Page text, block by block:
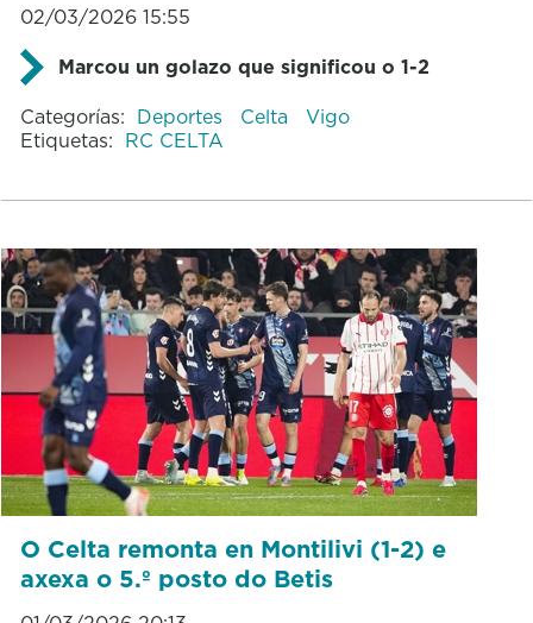
02/03/2026 15:55
Marcou un golazo que significou o 1-2
Categorías: Deportes Celta
Vigo
Etiquetas: RC CELTA
O Celta remonta en Montilivi (1-2) e
axexa o 5.º posto do Betis